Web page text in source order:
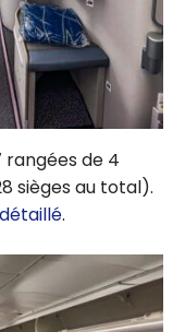
de 4
sièges au total).
.